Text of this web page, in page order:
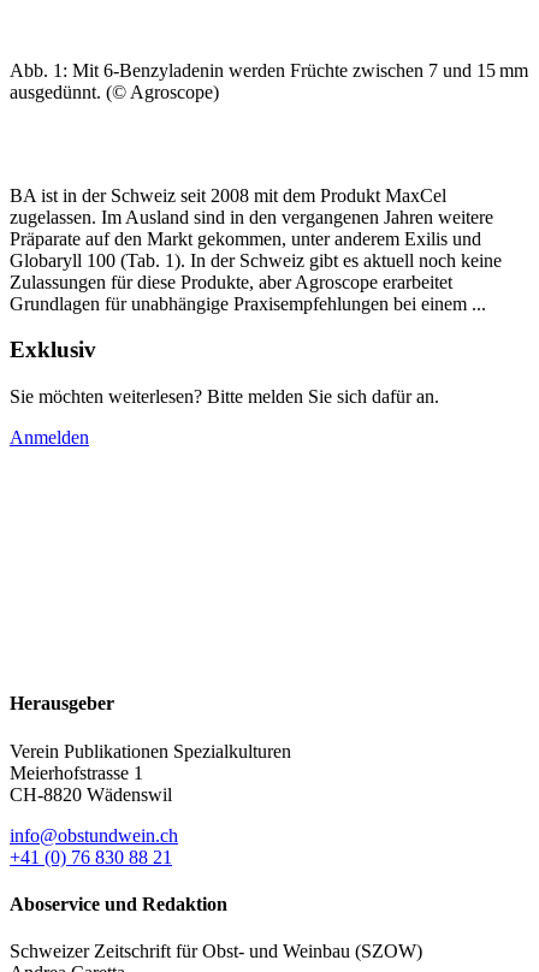
Abb. 1: Mit 6-Benzyladenin werden Früchte zwischen 7 und 15 mm
ausgedünnt. (© Agroscope)
BA ist in der Schweiz seit 2008 mit dem Produkt MaxCel
zugelassen. Im Ausland sind in den vergangenen Jahren weitere
Präparate auf den Markt gekommen, unter anderem Exilis und
Globaryll 100 (Tab. 1). In der Schweiz gibt es aktuell noch keine
Zulassungen für diese Produkte, aber Agroscope erarbeitet
Grundlagen für unabhängige Praxisempfehlungen bei einem ...
Exklusiv
Sie möchten weiterlesen? Bitte melden Sie sich dafür an.
Anmelden
Herausgeber
Verein Publikationen Spezialkulturen
Meierhofstrasse 1
CH-8820 Wädenswil
info@obstundwein.ch
+41 (0) 76 830 88 21
Aboservice und Redaktion
Schweizer Zeitschrift für Obst- und Weinbau (SZOW)